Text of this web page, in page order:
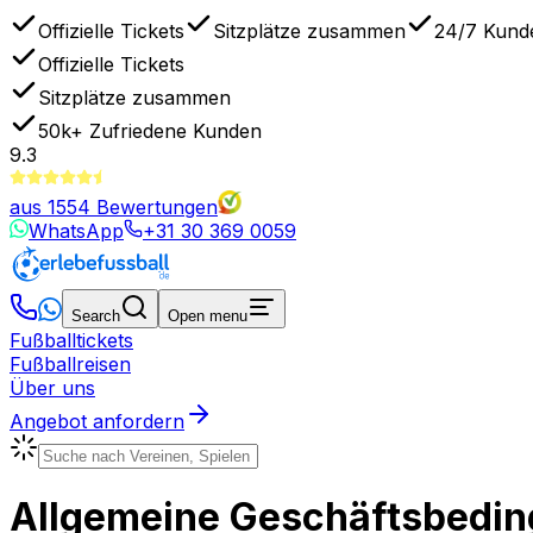
Offizielle Tickets Sitzplätze zusammen
24/7
Offizielle Tickets
Sitzplätze zusammen
50k+ Zufriedene Kunden
9.3
aus 1554 Bewertungen
WhatsApp
+31 30 369 0059
Search Open menu
Fußballtickets
Fußballreisen
Über uns
Angebot anfordern
Allgemeine